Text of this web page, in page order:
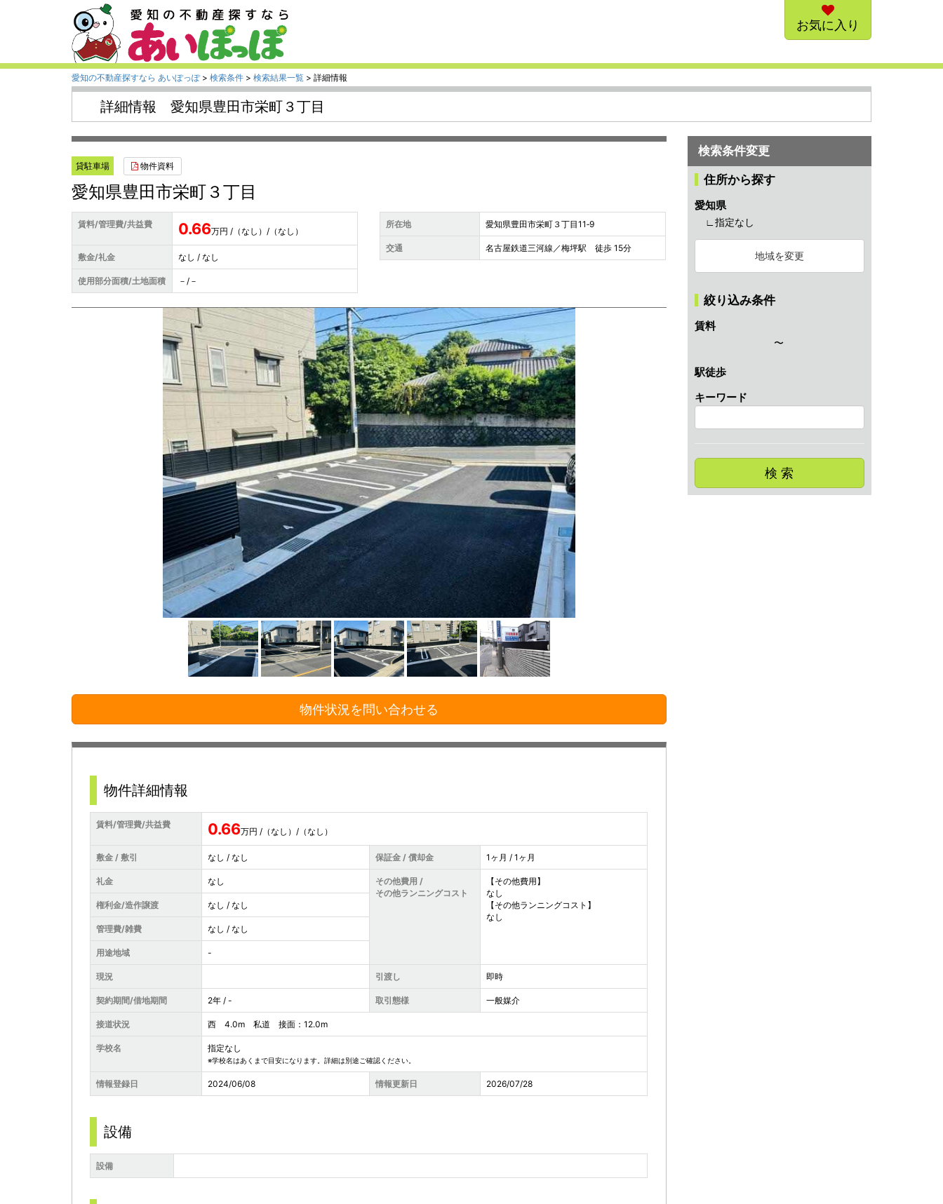
お気に入り
愛知の不動産探すなら あいぽっぽ> 検索条件 > 検索結果一覧 > 詳細情報
詳細情報 愛知県豊田市栄町３丁目
貸駐車場 物件資料
愛知県豊田市栄町３丁目
賃料/管理費/共益費 0.66万円 /（なし）/（なし）
敷金/礼金 なし / なし
使用部分面積/土地面積 －/－
所在地 愛知県豊田市栄町３丁目11‐9
交通 名古屋鉄道三河線／梅坪駅 徒歩 15分
物件状況を問い合わせる
物件詳細情報
賃料/管理費/共益費 0.66万円 /（なし）/（なし）
敷金 / 敷引 なし / なし 保証金 / 償却金 1ヶ月 / 1ヶ月
礼金 なし
その他費用 /
その他ランニングコスト
【その他費用】
なし
【その他ランニングコスト】
なし
権利金/造作譲渡 なし / なし
管理費/雑費 なし / なし
用途地域 -
現況 引渡し 即時
契約期間/借地期間 2年 / - 取引態様 一般媒介
接道状況 西 4.0m 私道 接面：12.0m
学校名 指定なし
※学校名はあくまで目安になります。詳細は別途ご確認ください。
情報登録日 2024/06/08 情報更新日 2026/07/28
設備
設備
検索条件変更
住所から探す
愛知県
∟指定なし
地域を変更
絞り込み条件
賃料
〜
駅徒歩
キーワード
検 索